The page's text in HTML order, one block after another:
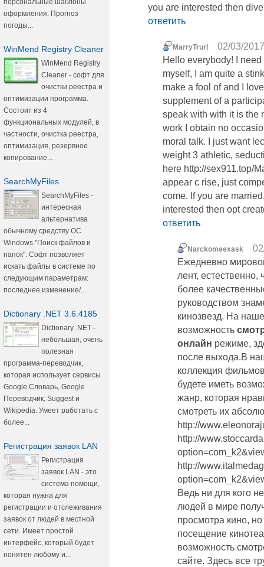
персональные шаблоны
оформления. Прогноз
погоды...
WinMend Registry Cleaner
WinMend Registry
Cleaner - софт для
очистки реестра и
оптимизации программа.
Состоит из 4
функциональных модулей, в
частности, очистка реестра,
оптимизация, резервное
копирование...
SearchMyFiles
SearchMyFiles -
интересная
альтернатива
обычному средству ОС
Windows "Поиск файлов и
папок". Софт позволяет
искать файлы в системе по
следующим параметрам:
последнее изменение/...
Dictionary .NET 3.6.4185
Dictionary .NET -
небольшая, очень
полезная
программа-переводчик,
которая использует сервисы
Google Словарь, Google
Переводчик, Suggest и
Wikipedia. Умеет работать с
более...
Регистрация заявок LAN
Регистрация
заявок LAN - это
система помощи,
которая нужна для
регистрации и отслеживания
заявок от людей в местной
сети. Имеет простой
интерфейс, который будет
понятен любому и...
you are interested then
ответить
MarryTrurl
02/03/
Hello everybody! I
myself, I am quite a
make a fool of and I
supplement of a
speak with with it is the
work I obtain no
moral talk. I just want
weight 3 athletic,
here http://sex911.top/
appear c rise, just
come. If you are
interested then opt
ответить
Narckomeexask
Ежедневно
лент, естественно,
более
руководством
кинозвезд. На
возможность
онлайн режиме,
после выхода.В
коллекция
будете иметь
жанр, которая
смотреть их
http://
http://
http://
Ведь ни для кого
людей в мире
просмотра кино,
посещение
возможность
сайте. Здесь все